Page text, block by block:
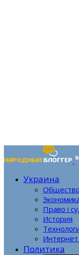
Украина
Общество
Право і
История
Политика